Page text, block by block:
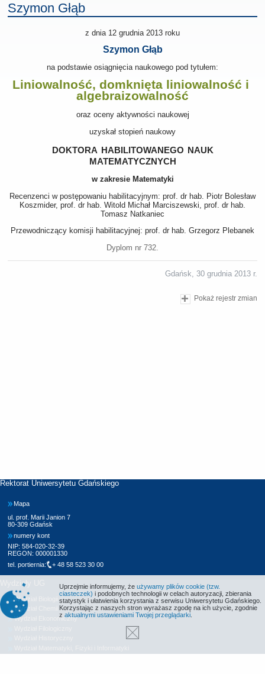
Szymon Głąb
z dnia 12 grudnia 2013 roku
Szymon Głąb
na podstawie osiągnięcia naukowego pod tytułem:
Liniowalność, domknięta liniowalność i
algebraizowalność
oraz oceny aktywności naukowej
uzyskał stopień naukowy
doktora habilitowanego nauk
matematycznych
w zakresie Matematyki
Recenzenci w postępowaniu habilitacyjnym: prof. dr hab. Piotr Bolesław
Koszmider, prof. dr hab. Witold Michał Marciszewski, prof. dr hab.
Tomasz Natkaniec
Przewodniczący komisji habilitacyjnej: prof. dr hab. Grzegorz Plebanek
Dyplom nr 732.
Gdańsk, 30 grudnia 2013 r.
Pokaż rejestr zmian
Rektorat Uniwersytetu Gdańskiego
Mapa
ul. prof. Marii Janion 7
80-309 Gdańsk
numery kont
NIP: 584-020-32-39
REGON: 000001330
tel. portiernia:
+ 48 58 523 30 00
Wydziały UG
Wydział Biologii
Wydział Chemii
Wydział Ekonomiczny
Uprzejmie informujemy, że używamy plików cookie (tzw.
ciasteczek) i podobnych technologii w celach autoryzacji, zbierania
statystyk i ułatwienia korzystania z serwisu Uniwersytetu Gdańskiego.
Korzystając z naszych stron wyrażasz zgodę na ich użycie, zgodnie
z aktualnymi ustawieniami Twojej przeglądarki